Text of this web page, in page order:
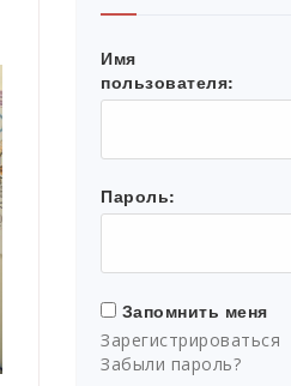
Имя
пользователя:
Пароль:
Запомнить меня
Зарегистрироваться
Забыли пароль?